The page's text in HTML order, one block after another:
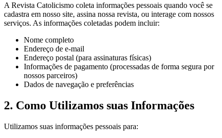
A Revista Catolicismo coleta informações pessoais quando você se
cadastra em nosso site, assina nossa revista, ou interage com nossos
serviços. As informações coletadas podem incluir:
Nome completo
Endereço de e-mail
Endereço postal (para assinaturas físicas)
Informações de pagamento (processadas de forma segura por
nossos parceiros)
Dados de navegação e preferências
2. Como Utilizamos suas Informações
Utilizamos suas informações pessoais para: